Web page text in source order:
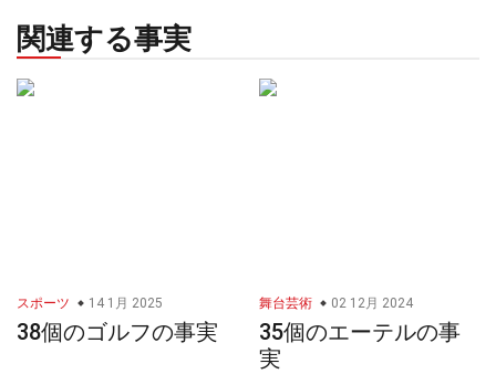
関連する事実
スポーツ 14 1月 2025
38個のゴルフの事実
舞台芸術 02 12月 2024
35個のエーテルの事
実